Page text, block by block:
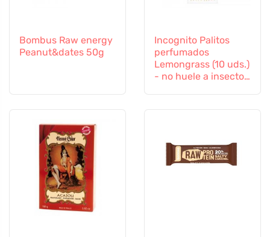
Bombus Raw energy
Peanut&dates 50g
Incognito Palitos
perfumados
Lemongrass (10 uds.)
- no huele a insectos